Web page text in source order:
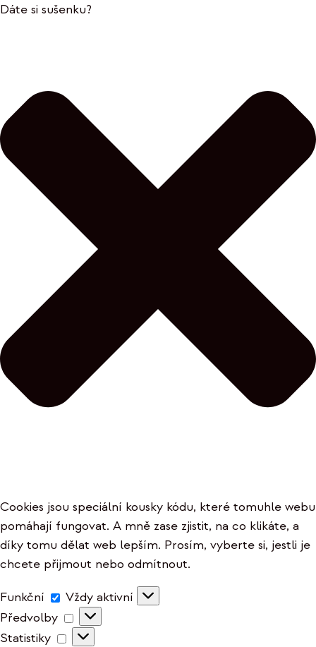
Dáte si sušenku?
Cookies jsou speciální kousky kódu, které tomuhle webu
pomáhají fungovat. A mně zase zjistit, na co klikáte, a
díky tomu dělat web lepším. Prosím, vyberte si, jestli je
chcete přijmout nebo odmítnout.
Funkční Funkční
Vždy aktivní
Předvolby
Předvolby
Statistiky
Statistiky